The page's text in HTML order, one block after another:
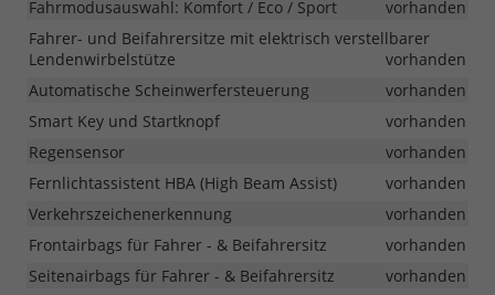
Fahrmodusauswahl: Komfort / Eco / Sport
vorhanden
Fahrer- und Beifahrersitze mit elektrisch verstellbarer
Lendenwirbelstütze
vorhanden
Automatische Scheinwerfersteuerung
vorhanden
Smart Key und Startknopf
vorhanden
Regensensor
vorhanden
Fernlichtassistent HBA (High Beam Assist)
vorhanden
Verkehrszeichenerkennung
vorhanden
Frontairbags für Fahrer - & Beifahrersitz
vorhanden
Seitenairbags für Fahrer - & Beifahrersitz
vorhanden